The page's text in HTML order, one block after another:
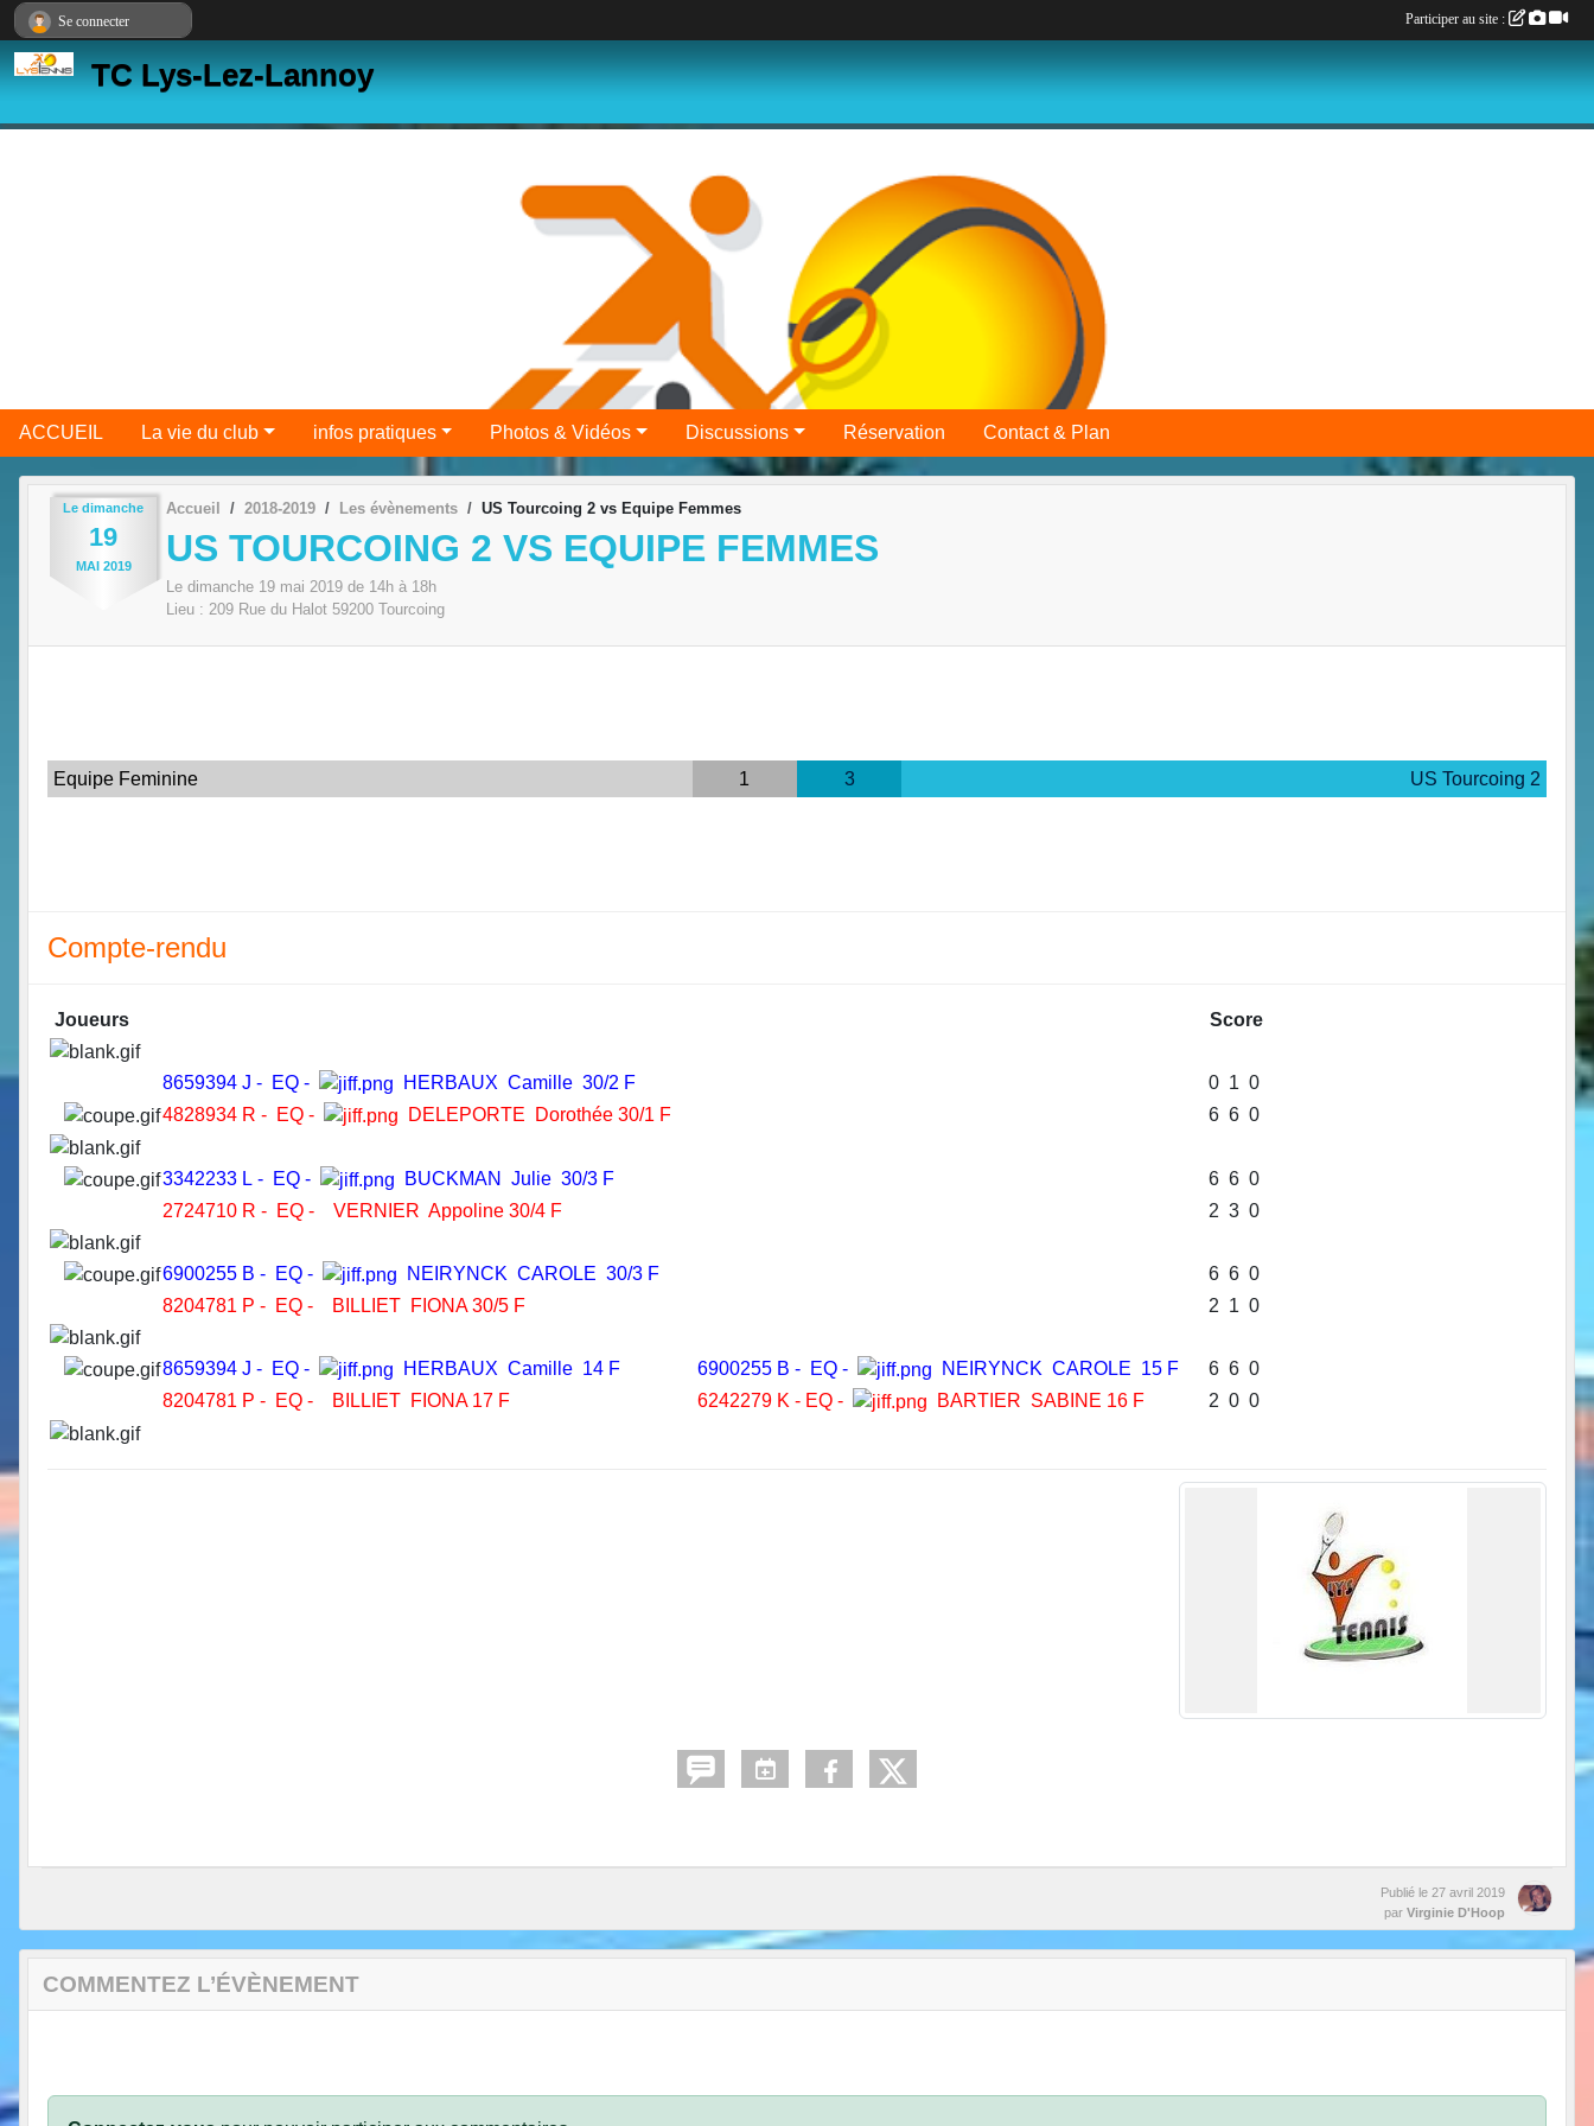
TC Lys-Lez-Lannoy
ACCUEIL La vie du club infos pratiques Photos & Vidéos Discussions Réservation Contact & Plan
Le dimanche
19
MAI 2019
Accueil 2018-2019 Les évènements US Tourcoing 2 vs Equipe Femmes
US TOURCOING 2 VS EQUIPE FEMMES
Le dimanche 19 mai 2019 de 14h à 18h
Lieu : 209 Rue du Halot 59200 Tourcoing
Equipe Feminine 1 3 US Tourcoing 2
Compte-rendu
Joueurs Score
8659394 J - EQ - HERBAUX Camille 30/2 F 0 1 0
4828934 R - EQ -
DELEPORTE Dorothée 30/1 F 6 6 0
3342233 L - EQ - BUCKMAN Julie 30/3 F 6 6 0
2724710 R - EQ - VERNIER Appoline 30/4 F
2 3 0
6900255 B - EQ - NEIRYNCK CAROLE 30/3 F 6 6 0
8204781 P - EQ - BILLIET FIONA 30/5 F
2 1 0
8659394 J - EQ - HERBAUX Camille 14 F 6900255 B - EQ - NEIRYNCK CAROLE 15 F 6 6 0
8204781 P - EQ - BILLIET FIONA 17 F
6242279 K - EQ - BARTIER SABINE 16 F 2 0 0
Publié le 27 avril 2019
par Virginie D'Hoop
COMMENTEZ L’ÉVÈNEMENT
Se connecter Participer au site :
Panneau de gestion des cookies